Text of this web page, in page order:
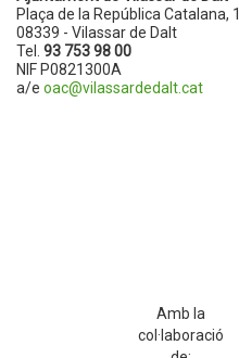
Plaça de la República Catalana, 1
08339 - Vilassar de Dalt
Tel. 93 753 98 00
NIF P0821300A
a/e oac@vilassardedalt.cat
Amb la
col·laboració